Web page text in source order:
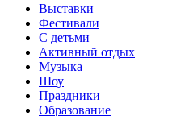
Выставки
Фестивали
С детьми
Активный отдых
Музыка
Шоу
Праздники
Образование